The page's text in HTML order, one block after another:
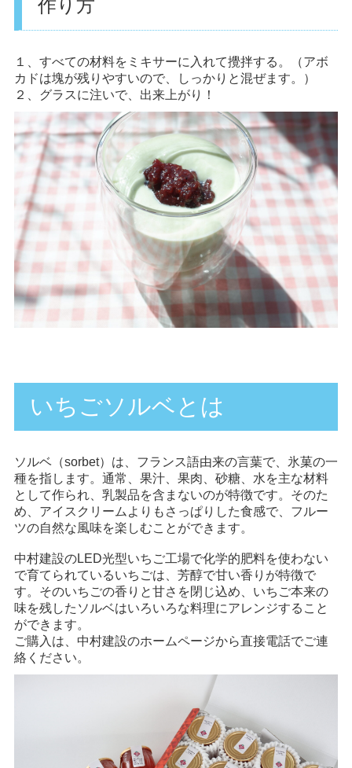
作り方
１、すべての材料をミキサーに入れて攪拌する。（アボ
カドは塊が残りやすいので、しっかりと混ぜます。）
２、グラスに注いで、出来上がり！
いちごソルベとは
ソルベ（sorbet）は、フランス語由来の言葉で、氷菓の一
種を指します。通常、 果汁、果肉、砂糖、水を主な材料
として作られ、乳製品を含まないのが特徴です。そのた
め、アイスクリームよりもさっぱりした食感で、フルー
ツの自然な風味を楽しむことができます。
中村建設のLED光型いちご工場で化学的肥料を使わない
で育てられているいちごは、芳醇で甘い香りが特徴で
す。そのいちごの香りと甘さを閉じ込め、いちご本来の
味を残したソルベはいろいろな料理にアレンジすること
ができます。
ご購入は、中村建設のホームページから直接電話でご連
絡ください。